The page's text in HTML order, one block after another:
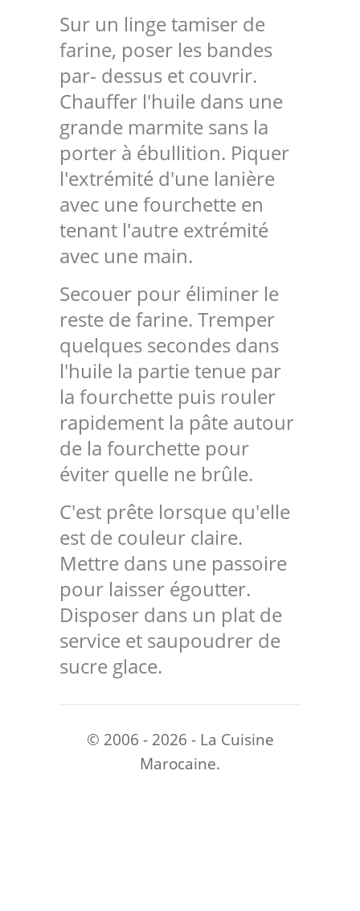
Sur un linge tamiser de
farine, poser les bandes
par- dessus et couvrir.
Chauffer l'huile dans une
grande marmite sans la
porter à ébullition. Piquer
l'extrémité d'une lanière
avec une fourchette en
tenant l'autre extrémité
avec une main.
Secouer pour éliminer le
reste de farine. Tremper
quelques secondes dans
l'huile la partie tenue par
la fourchette puis rouler
rapidement la pâte autour
de la fourchette pour
éviter quelle ne brûle.
C'est prête lorsque qu'elle
est de couleur claire.
Mettre dans une passoire
pour laisser égoutter.
Disposer dans un plat de
service et saupoudrer de
sucre glace.
© 2006 - 2026 - La Cuisine
Marocaine.